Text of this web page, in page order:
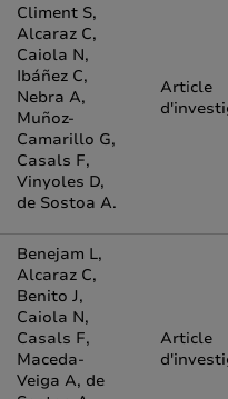
Climent S,
Alcaraz C,
Caiola N,
Ibáñez C,
Nebra A,
Muñoz-
Camarillo G,
Casals F,
Vinyoles D,
de Sostoa A.
Article
Benejam L,
Alcaraz C,
Benito J,
Caiola N,
Casals F,
Maceda-
Veiga A, de
Article